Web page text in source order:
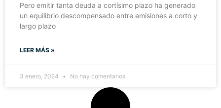
Pero emitir tanta deuda a cortísimo plazo ha generado
un equilibrio descompensado entre emisiones a corto y
largo plazo
LEER MÁS »
3 enero, 2024 No hay comentarios